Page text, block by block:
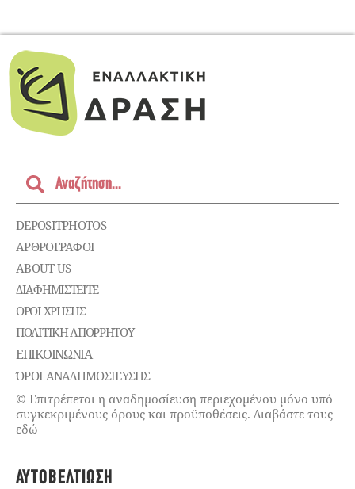
DEPOSITPHOTOS
ΑΡΘΡΟΓΡΑΦΟΙ
ABOUT US
ΔΙΑΦΗΜΙΣΤΕΊΤΕ
ΌΡΟΙ ΧΡΉΣΗΣ
ΠΟΛΙΤΙΚΉ ΑΠΟΡΡΉΤΟΥ
ΕΠΙΚΟΙΝΩΝΊΑ
ΌΡΟΙ ΑΝΑΔΗΜΟΣΙΕΥΣΗΣ
© Επιτρέπεται η αναδημοσίευση περιεχομένου μόνο υπό
συγκεκριμένους όρους και προϋποθέσεις. Διαβάστε τους
εδώ
ΑΥΤΟΒΕΛΤΊΩΣΗ